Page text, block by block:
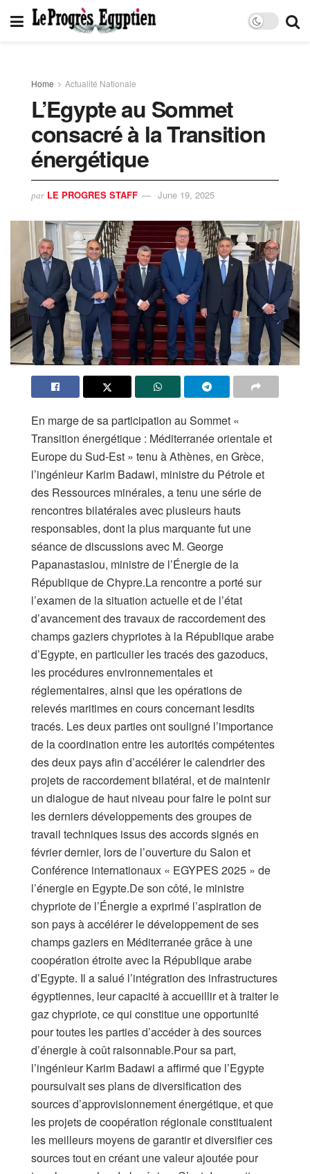
Home Actualité Nationale
L’Egypte au Sommet
consacré à la Transition
énergétique
par LE PROGRES STAFF June 19, 2025
En marge de sa participation au Sommet «
Transition énergétique : Méditerranée orientale et
Europe du Sud-Est » tenu à Athènes, en Grèce,
l’ingénieur Karim Badawi, ministre du Pétrole et
des Ressources minérales, a tenu une série de
rencontres bilatérales avec plusieurs hauts
responsables, dont la plus marquante fut une
séance de discussions avec M. George
Papanastasiou, ministre de l’Énergie de la
République de Chypre.La rencontre a porté sur
l’examen de la situation actuelle et de l’état
d’avancement des travaux de raccordement des
champs gaziers chypriotes à la République arabe
d’Egypte, en particulier les tracés des gazoducs,
les procédures environnementales et
réglementaires, ainsi que les opérations de
relevés maritimes en cours concernant lesdits
tracés. Les deux parties ont souligné l’importance
de la coordination entre les autorités compétentes
des deux pays afin d’accélérer le calendrier des
projets de raccordement bilatéral, et de maintenir
un dialogue de haut niveau pour faire le point sur
les derniers développements des groupes de
travail techniques issus des accords signés en
février dernier, lors de l’ouverture du Salon et
Conférence internationaux « EGYPES 2025 » de
l’énergie en Egypte.De son côté, le ministre
chypriote de l’Énergie a exprimé l’aspiration de
son pays à accélérer le développement de ses
champs gaziers en Méditerranée grâce à une
coopération étroite avec la République arabe
d’Egypte. Il a salué l’intégration des infrastructures
égyptiennes, leur capacité à accueillir et à traiter le
gaz chypriote, ce qui constitue une opportunité
pour toutes les parties d’accéder à des sources
d’énergie à coût raisonnable.Pour sa part,
l’ingénieur Karim Badawi a affirmé que l’Egypte
poursuivait ses plans de diversification des
sources d’approvisionnement énergétique, et que
les projets de coopération régionale constituaient
les meilleurs moyens de garantir et diversifier ces
sources tout en créant une valeur ajoutée pour